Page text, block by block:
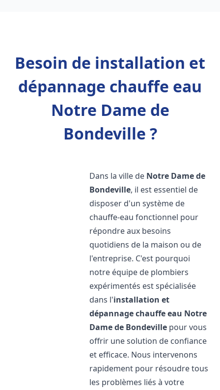
Besoin de installation et
dépannage chauffe eau
Notre Dame de
Bondeville ?
Dans la ville de Notre Dame de
Bondeville, il est essentiel de
disposer d'un système de
chauffe-eau fonctionnel pour
répondre aux besoins
quotidiens de la maison ou de
l'entreprise. C'est pourquoi
notre équipe de plombiers
expérimentés est spécialisée
dans l'installation et
dépannage chauffe eau Notre
Dame de Bondeville pour vous
offrir une solution de confiance
et efficace. Nous intervenons
rapidement pour résoudre tous
les problèmes liés à votre